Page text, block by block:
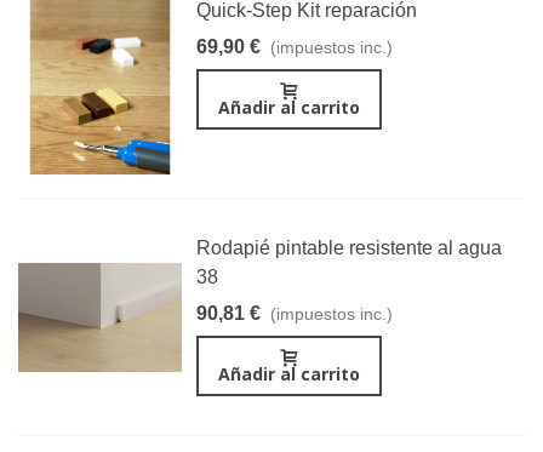
Quick-Step Kit reparación
69,90 € (impuestos inc.)
Añadir al carrito
Rodapié pintable resistente al agua
38
90,81 € (impuestos inc.)
Añadir al carrito